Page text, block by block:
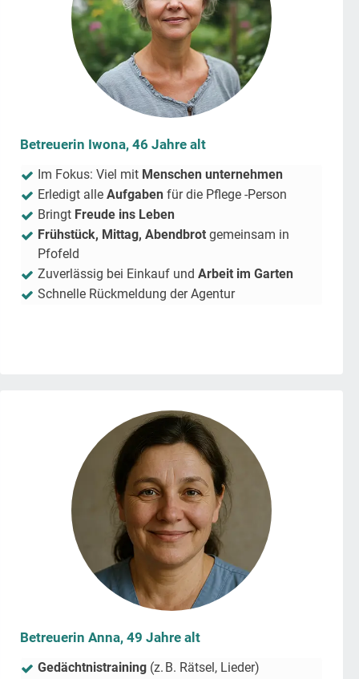
Betreuerin Iwona, 46 Jahre alt
Im Fokus: Viel mit Menschen unternehmen
Erledigt alle Aufgaben für die Pflege -Person
Bringt Freude ins Leben
Frühstück, Mittag, Abendbrot gemeinsam in
Pfofeld
Zuverlässig bei Einkauf und Arbeit im Garten
Schnelle Rückmeldung der Agentur
Betreuerin Anna, 49 Jahre alt
Gedächtnistraining (z. B. Rätsel, Lieder)